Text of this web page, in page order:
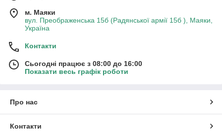
м. Маяки
вул. Преображенська 15б (Радянської армії 15б ), Маяки,
Україна
Контакти
Сьогодні працює з 08:00 до 16:00
Показати весь графік роботи
Про нас
Контакти